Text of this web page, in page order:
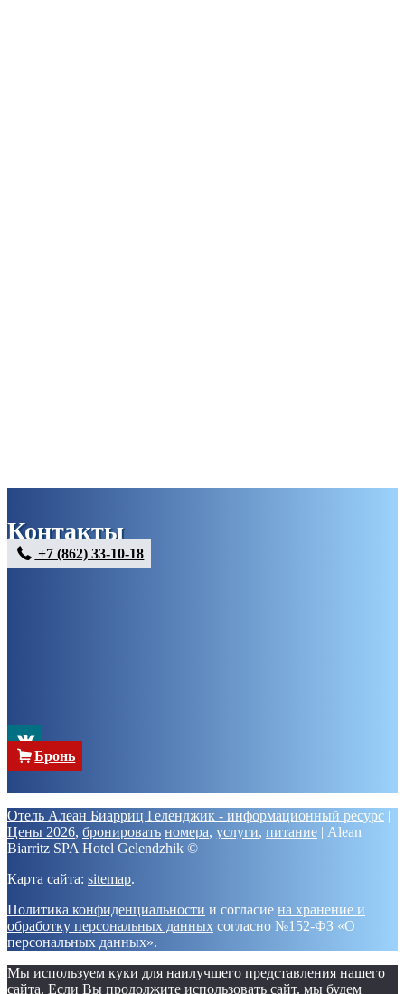
Контакты
+7 (862) 33-10-18
Бронь
Отель Алеан Биарриц Геленджик - информационный ресурс |
Цены 2026, бронировать номера, услуги, питание | Alean
Biarritz SPA Hotel Gelendzhik ©
Карта сайта: sitemap.
Политика конфиденциальности и согласие на хранение и
обработку персональных данных согласно №152-ФЗ «О
персональных данных».
Мы используем куки для наилучшего представления нашего
сайта. Если Вы продолжите использовать сайт, мы будем